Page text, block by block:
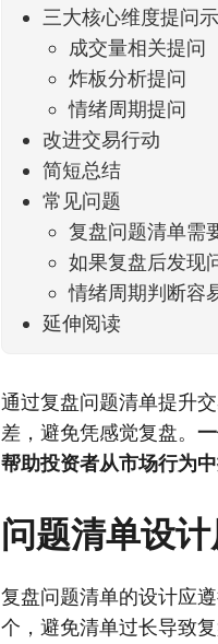
三大核心维度提问
成交量相关提问
炸板分析提问
情绪周期提问
改进交易行动
简短总结
常见问题
复盘问题清单需
如果复盘后发现
情绪周期判断容
延伸阅读
通过复盘问题清单提升
差，避免凭感觉复盘。
帮助投资者从市场行为
问题清单设
复盘问题清单的设计应
个，避免清单过长导致